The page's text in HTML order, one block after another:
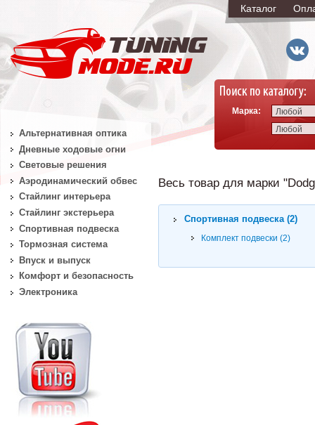
Каталог
Марка:
Любой
Любой
Весь товар для марки
Спортивная подвеска (2)
Комплект подвески (2)
Альтернативная оптика
Дневные ходовые огни
Световые решения
Аэродинамический обвес
Стайлинг интерьера
Стайлинг экстерьера
Спортивная подвеска
Тормозная система
Впуск и выпуск
Комфорт и безопасность
Электроника